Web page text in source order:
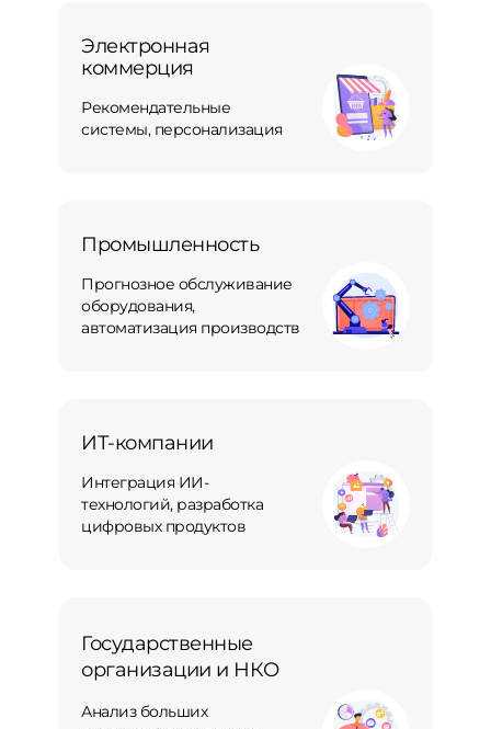
Электронная
коммерция
Рекомендательные
системы, персонализация
Промышленность
Прогнозное обслуживание
оборудования,
автоматизация производств
Государственные
организации и НКО
Анализ больших
ИТ-компании
Интеграция ИИ-
технологий, разработка
цифровых продуктов